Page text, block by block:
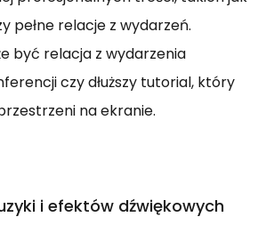
pełne relacje z wydarzeń.
być relacja z wydarzenia
czy dłuższy tutorial, który
na ekranie.
i efektów dźwiękowych